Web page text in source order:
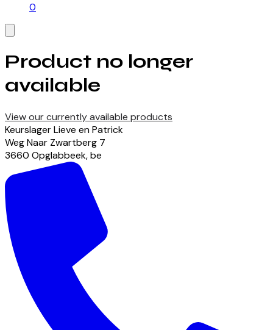
0
Product no longer
available
View our currently available products
Keurslager Lieve en Patrick
Weg Naar Zwartberg 7
3660 Opglabbeek,be